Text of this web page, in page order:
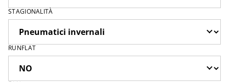
STAGIONALITÀ
RUNFLAT